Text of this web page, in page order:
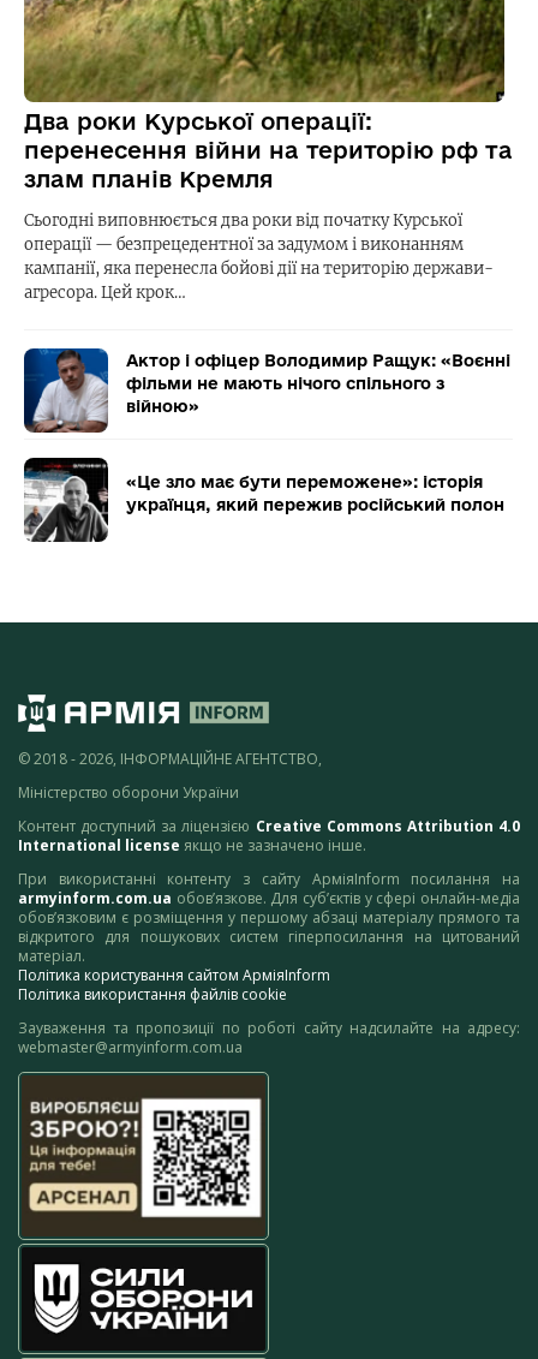
Два роки Курської операції:
перенесення війни на територію рф та
злам планів Кремля
Сьогодні виповнюється два роки від початку Курської
операції — безпрецедентної за задумом і виконанням
кампанії, яка перенесла бойові дії на територію держави-
агресора. Цей крок…
Актор і офіцер Володимир Ращук: «Воєнні
фільми не мають нічого спільного з
війною»
«Це зло має бути переможене»: історія
українця, який пережив російський полон
© 2018 - 2026, ІНФОРМАЦІЙНЕ АГЕНТСТВО,
Міністерство оборони України
Контент доступний за ліцензією Creative Commons Attribution 4.0
International license якщо не зазначено інше.
При використанні контенту з сайту АрміяInform посилання на
armyinform.com.ua обов’язкове. Для суб’єктів у сфері онлайн-медіа
обов’язковим є розміщення у першому абзаці матеріалу прямого та
відкритого для пошукових систем гіперпосилання на цитований
матеріал.
Політика користування сайтом АрміяInform
Політика використання файлів cookie
Зауваження та пропозиції по роботі сайту надсилайте на адресу:
webmaster@armyinform.com.ua